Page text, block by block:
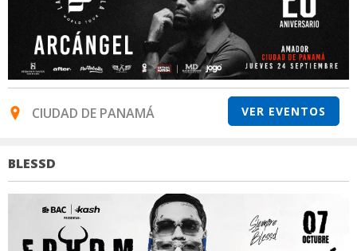
CIUDAD DE PANAMÁ VER EVENTOS
BLESSD